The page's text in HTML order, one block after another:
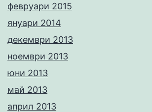
февруари 2015
януари 2014
декември 2013
ноември 2013
юни 2013
май 2013
април 2013